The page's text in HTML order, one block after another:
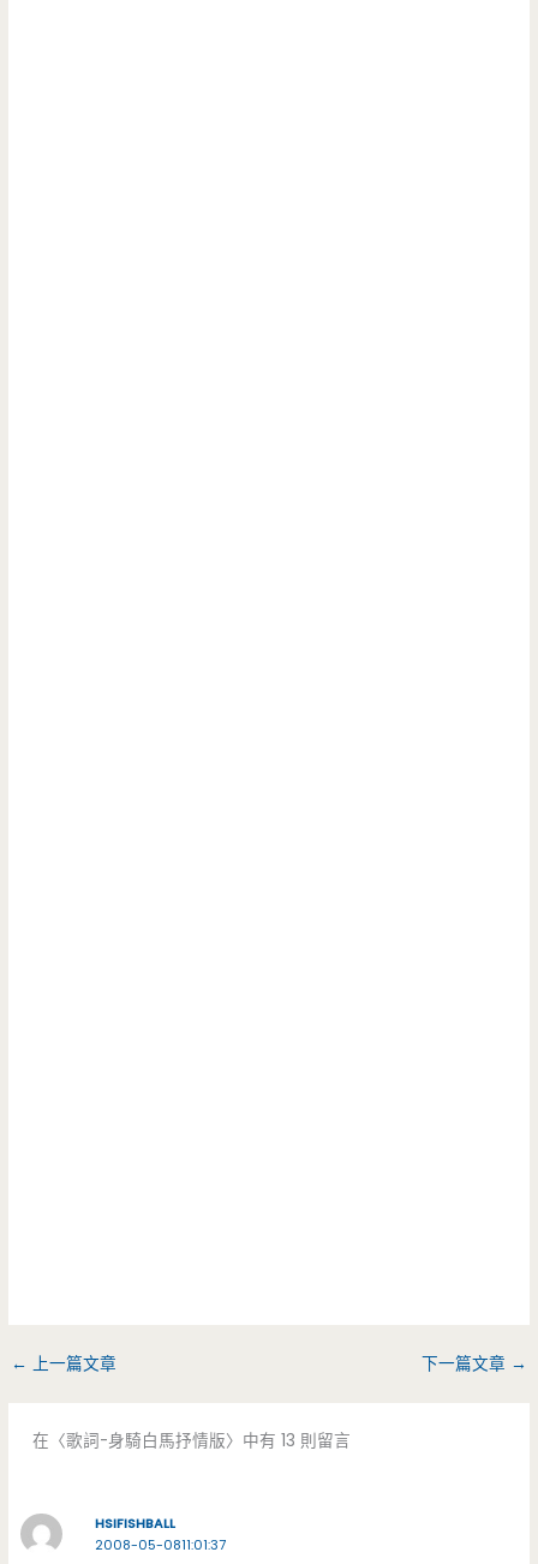
← 上一篇文章 下一篇文章 →
在〈歌詞-身騎白馬抒情版〉中有 13 則留言
HSIFISHBALL
2008-05-0811:01:37